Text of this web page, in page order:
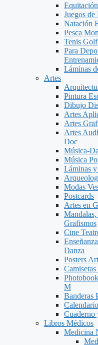
Equitación
Juegos de
Natación
Pesca
Tenis
Para
Láminas
Artes
Pintura
Dibujo
Artes
Artes
Artes
Doc
Música-
Música
Láminas
Modas
Postcards
Artes en
Grafismos
Cine
Danza
Posters
M
Banderas
Cuaderno
Libros Médicos
Medicina